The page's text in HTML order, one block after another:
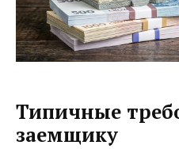
Типичные
заемщику